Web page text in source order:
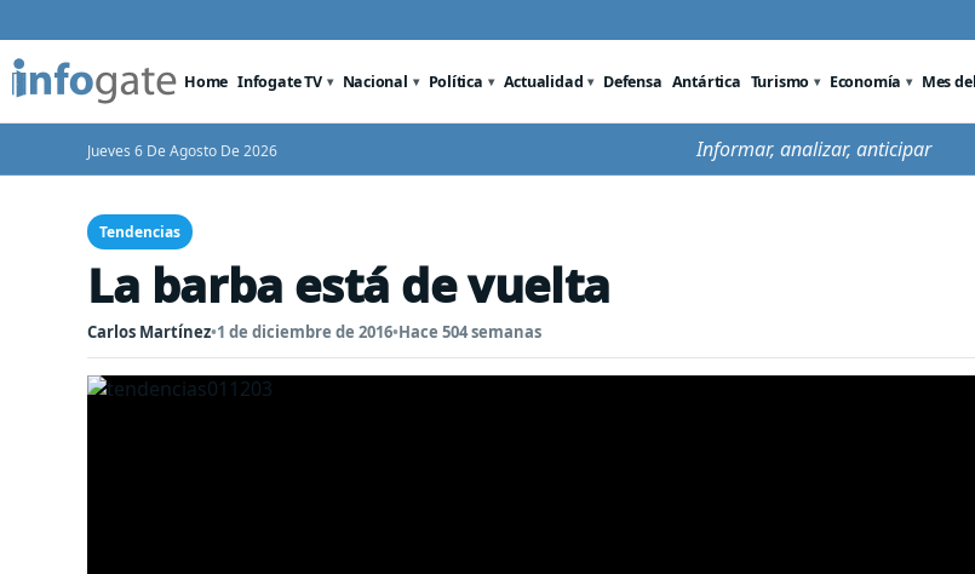
Home Infogate TV Nacional Política Actualidad Defensa Antártica Turismo Economía Mes
Jueves 6 De Agosto De 2026 Informar, analizar, anticipar
Tendencias
La barba está de vuelta
Carlos Martínez•1 de diciembre de 2016•Hace 504 semanas